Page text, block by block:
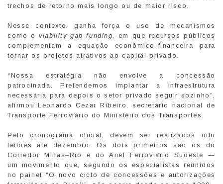
trechos de retorno mais longo ou de maior risco.
Nesse contexto, ganha força o uso de mecanismos
como oviability gap funding
, em que recursos públicos
complementam a equação econômico-financeira para
tornar os projetos atrativos ao capital privado.
“Nossa estratégia não envolve a concessão
patrocinada. Pretendemos implantar a infraestrutura
necessária para depois o setor privado seguir sozinho”,
afirmou Leonardo Cezar Ribeiro, secretário nacional de
Transporte Ferroviário do Ministério dos Transportes.
Pelo cronograma oficial, devem ser realizados oito
leilões até dezembro. Os dois primeiros são os do
Corredor Minas–Rio e do Anel Ferroviário Sudeste —
um movimento que, segundo os especialistas reunidos
no painel “O novo ciclo de concessões e autorizações